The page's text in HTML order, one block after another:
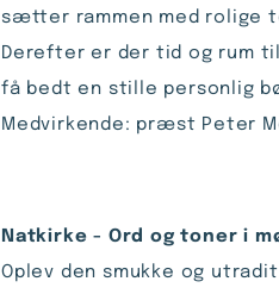
sætter rammen med rolige
Derefter er der tid og rum
få bedt en stille personlig
Medvirkende: præst Peter
Natkirke - Ord og toner i
Oplev den smukke og